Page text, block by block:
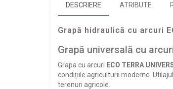
DESCRIERE ATRIBUTE
Grapă hidraulică cu arcuri
Grapă universală cu
Grapa cu arcuri ECO TERRA
condițiile agriculturii moderne.
terenuri agricole.